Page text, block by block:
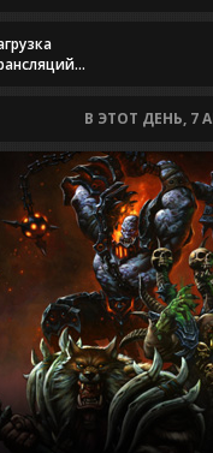
В ЭТОТ ДЕНЬ, 7